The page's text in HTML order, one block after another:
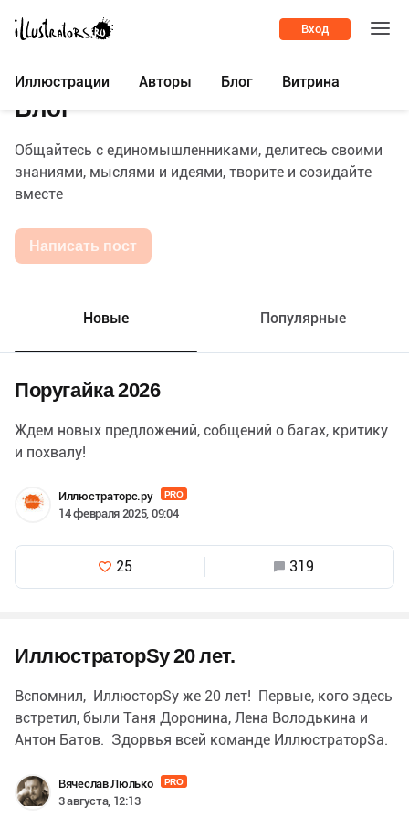
Вход
Иллюстрации Авторы Блог Витрина
Блог
Общайтесь с единомышленниками, делитесь своими
знаниями, мыслями и идеями, творите и созидайте
вместе
Новые Популярные
Написать пост
Поругайка 2026
Ждем новых предложений, собщений о багах, критику
и похвалу!
Иллюстраторс.ру PRO
14 февраля 2025, 09:04
25 319
ИллюстраторSу 20 лет.
Вспомнил, ИллюсторSу же 20 лет! Первые, кого здесь
встретил, были Таня Доронина, Лена Володькина и
Антон Батов. Здорвья всей команде ИллюстраторSа.
Вячеслав Люлько PRO
3 августа, 12:13